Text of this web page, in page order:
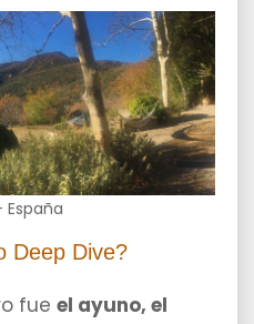
Deep Dive?
fue el ayuno, el